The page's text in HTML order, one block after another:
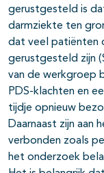
gerustgesteld is
darmziekte ten
dat veel patiënten
gerustgesteld zijn
van de werkgroep
PDS-klachten en
tijdje opnieuw
Daarnaast zijn aan
verbonden zoals
het onderzoek